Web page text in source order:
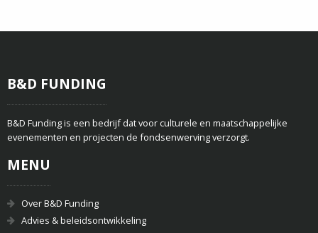
B&D FUNDING
B&D Funding is een bedrijf dat voor culturele en maatschappelijke
evenementen en projecten de fondsenwerving verzorgt.
MENU
Over B&D Funding
Advies & beleidsontwikkeling